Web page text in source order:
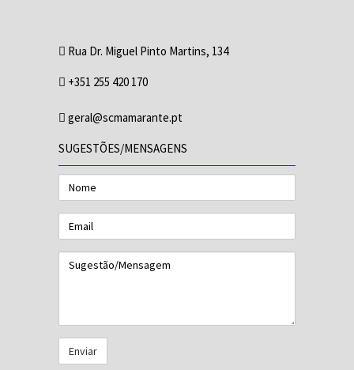
Rua Dr. Miguel Pinto Martins, 134
+351 255 420 170
geral@scmamarante.pt
SUGESTÕES/MENSAGENS
Nome
Email
Sugestão/Mensagem